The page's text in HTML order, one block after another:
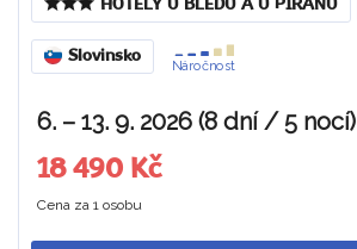
HOTELY U BLEDU A U PIRANU
Slovinsko
Náročnost
6. – 13. 9. 2026 (8 dní / 5 nocí)
18 490 Kč
Cena za 1 osobu